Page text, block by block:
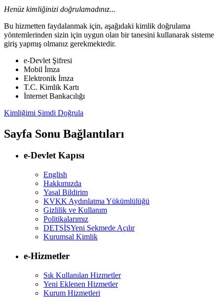
Henüz kimliğinizi doğrulamadınız...
Bu hizmetten faydalanmak için, aşağıdaki kimlik doğrulama
yöntemlerinden sizin için uygun olan bir tanesini kullanarak sisteme
giriş yapmış olmanız gerekmektedir.
e-Devlet Şifresi
Mobil İmza
Elektronik İmza
T.C. Kimlik Kartı
İnternet Bankacılığı
Kimliğimi Şimdi Doğrula
Sayfa Sonu Bağlantıları
e-Devlet Kapısı
English
Hakkımızda
Yasal Bildirim
KVKK Aydınlatma Yükümlülüğü
Gizlilik ve Kullanım
Politikalarımız
DETSİSYeni Sekmede Açılır
Kurumsal Kimlik
e-Hizmetler
Sık Kullanılan Hizmetler
Yeni Eklenen Hizmetler
Kurum Hizmetleri